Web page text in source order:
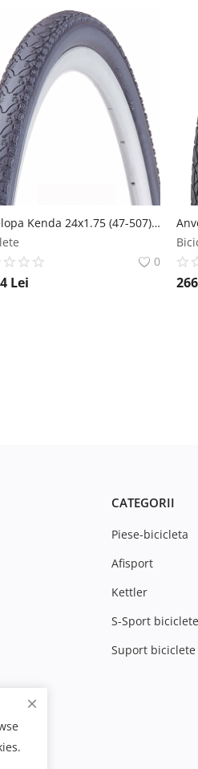
Anvelopa Kenda 24x1.75 (47-507) K935 Khan Trekking Advanced Negru Kenda
0
Lei
CATEGORII
Piese-bicicleta
Afisport
Kettler
S-Sport biciclete
Suport biciclete